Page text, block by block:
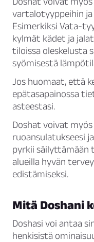
vartalotyyppeihin
Esimerkiksi Vata-
kylmät kädet ja
tiloissa oleskelusta
syömisestä
Jos huomaat, että
epätasapainossa
asteestasi.
Doshat voivat
ruoansulatukseesi
pyrkii säilyttämään
alueilla hyvän
edistämiseksi.
Mitä Doshani
Doshasi voi antaa
henkisistä